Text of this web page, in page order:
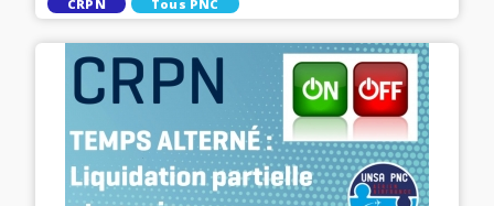
CRPN Tous PNC